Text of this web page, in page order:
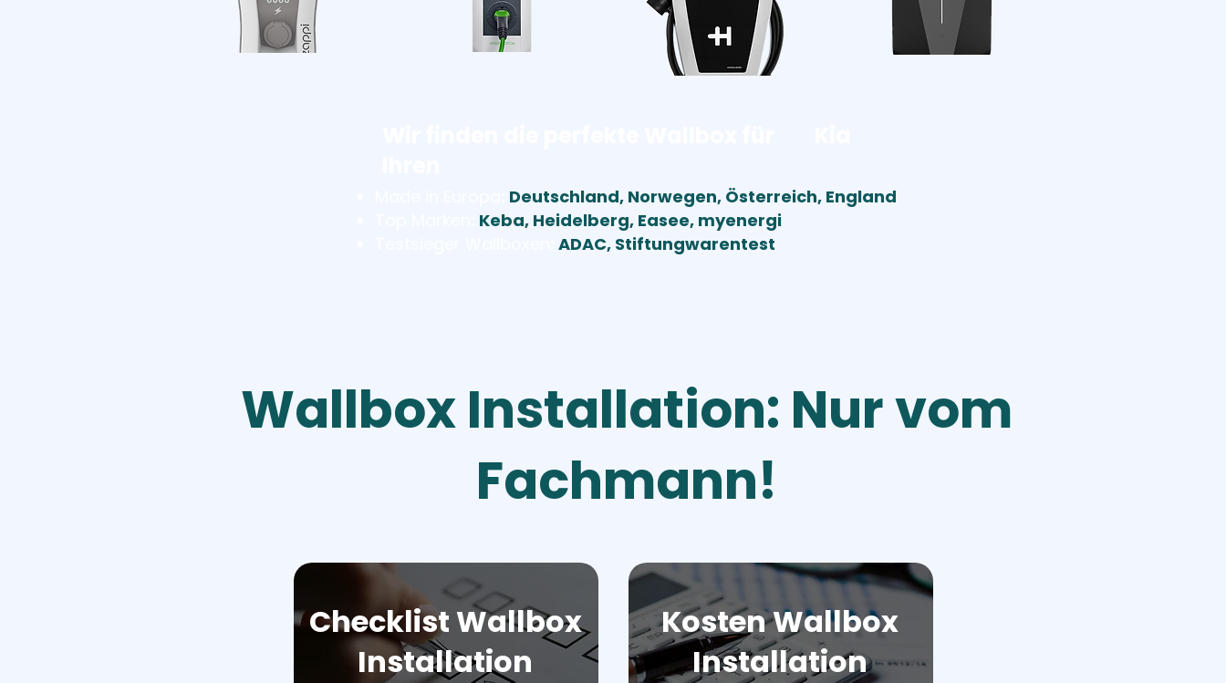
Deutschland, Norwegen, Österreich, England
Keba, Heidelberg, Easee, myenergi
ADAC, Stiftungwarentest
Wallbox Installation: Nur vom
Fachmann!
Checklist Wallbox
Installation
Kosten Wallbox
Installation